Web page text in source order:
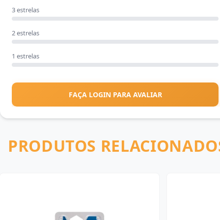
3 estrelas
2 estrelas
1 estrelas
FAÇA LOGIN PARA AVALIAR
PRODUTOS